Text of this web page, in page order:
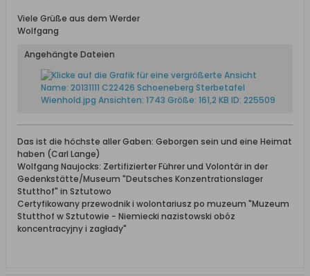
Viele Grüße aus dem Werder
Wolfgang
Angehängte Dateien
Das ist die höchste aller Gaben: Geborgen sein und eine Heimat
haben (Carl Lange)
Wolfgang Naujocks: Zertifizierter Führer und Volontär in der
Gedenkstätte/Museum "Deutsches Konzentrationslager
Stutthof" in Sztutowo
Certyfikowany przewodnik i wolontariusz po muzeum "Muzeum
Stutthof w Sztutowie - Niemiecki nazistowski obóz
koncentracyjny i zagłady"